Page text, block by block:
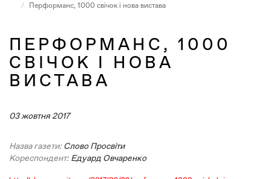
Перформанс, 1000 свічок і нова вистава
ПЕРФОРМАНС, 1000
СВІЧОК І НОВА
ВИСТАВА
03 жовтня 2017
Назва газети: Слово Просвіти
Кореспондент: Едуард Овчаренко